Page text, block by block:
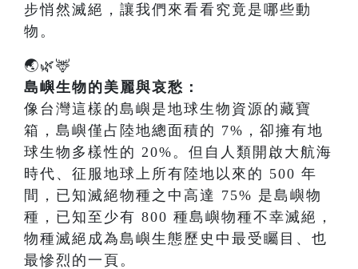
步悄然滅絕，讓我們來看看究竟是哪些動
物。
🌏🌿🦌
島嶼生物的美麗與哀愁：
像台灣這樣的島嶼是地球生物資源的藏寶
箱，島嶼僅占陸地總面積的 7%，卻擁有地
球生物多樣性的 20%。但自人類開啟大航海
時代、征服地球上所有陸地以來的 500 年
間，已知滅絕物種之中高達 75% 是島嶼物
種，已知至少有 800 種島嶼物種不幸滅絕，
物種滅絕成為島嶼生態歷史中最受矚目、也
最慘烈的一頁。